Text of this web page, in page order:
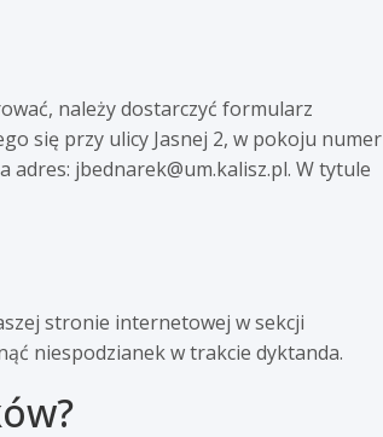
należy dostarczyć formularz
się przy ulicy Jasnej 2, w pokoju numer
adres: jbednarek@um.kalisz.pl. W tytule
stronie internetowej w sekcji
niespodzianek w trakcie dyktanda.